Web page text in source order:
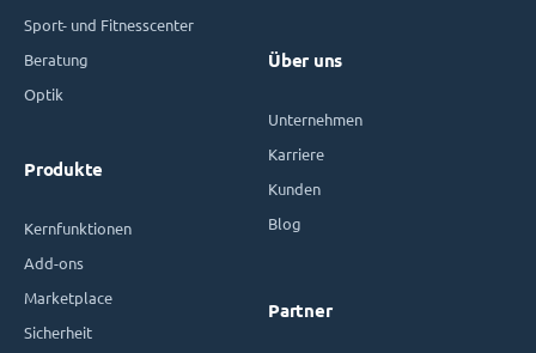
Sport- und Fitnesscenter
Beratung
Optik
Produkte
Kernfunktionen
Add-ons
Marketplace
Sicherheit
Über uns
Unternehmen
Karriere
Kunden
Blog
Partner